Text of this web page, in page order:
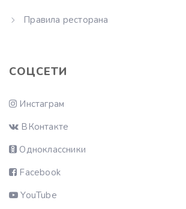
Правила ресторана
СОЦСЕТИ
Инстаграм
ВКонтакте
Одноклассники
Facebook
YouTube